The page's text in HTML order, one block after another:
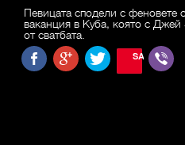
Певицата сподели с феновете
ваканция в Куба, която с
от сватбата.
SAVE